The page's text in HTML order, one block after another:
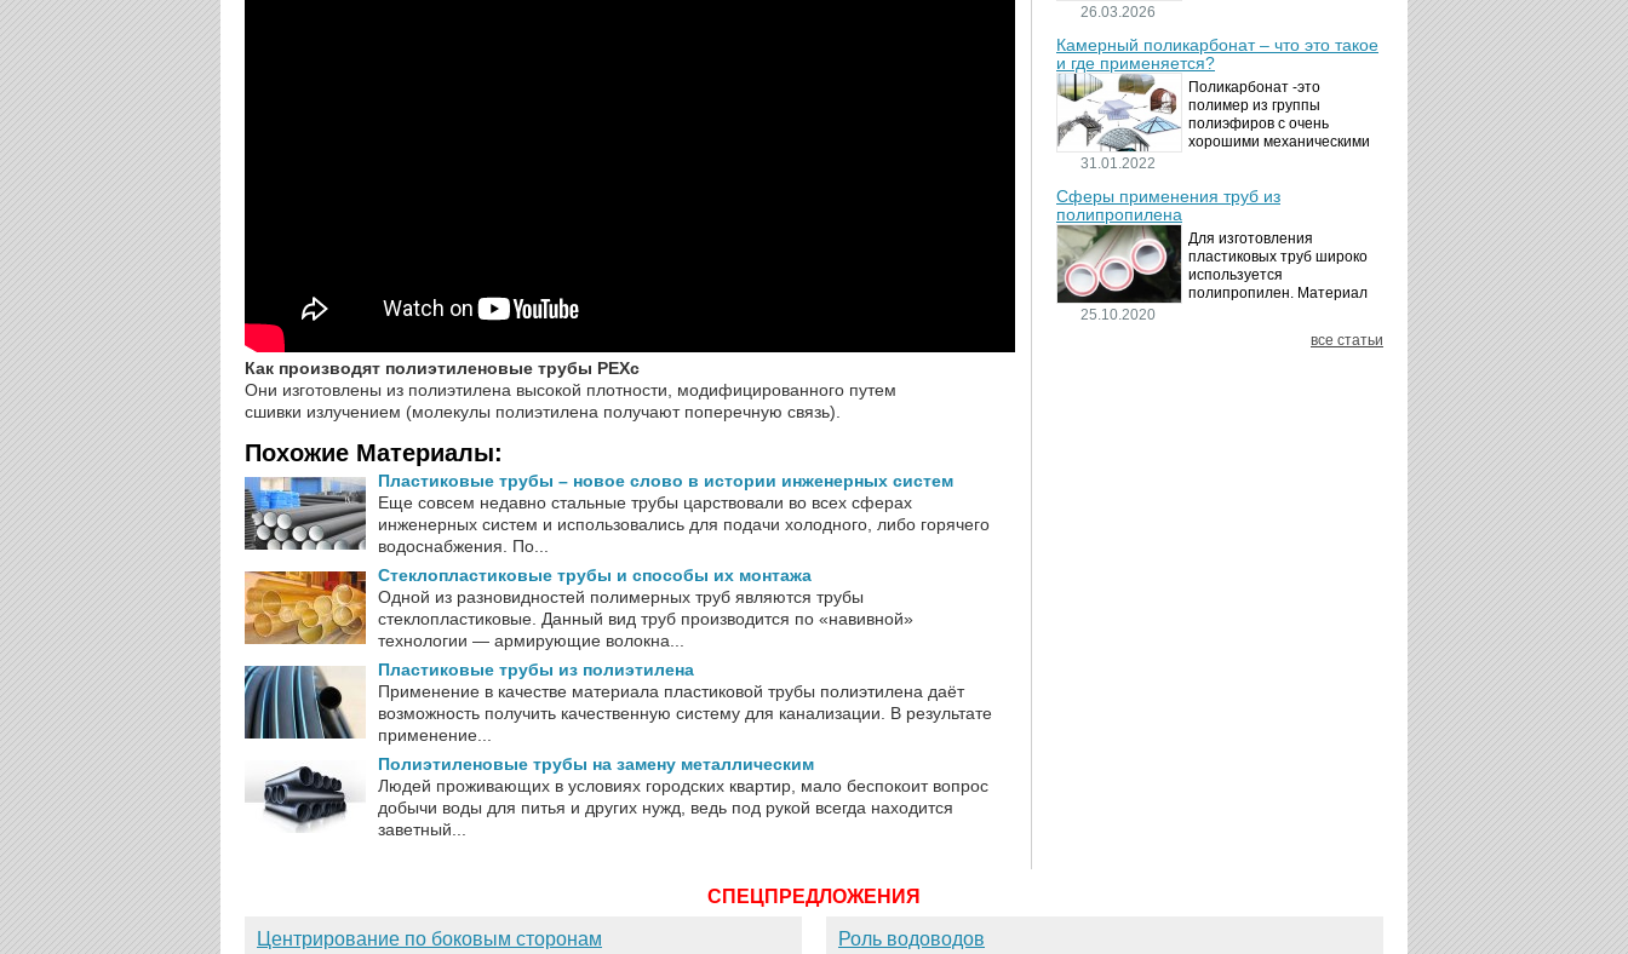
Как производят полиэтиленовые трубы PEXс
Они изготовлены из полиэтилена высокой плотности, модифицированного путем
сшивки излучением (молекулы полиэтилена получают поперечную связь).
Похожие Материалы:
Пластиковые трубы – новое слово в истории инженерных систем
Еще совсем недавно стальные трубы царствовали во всех сферах
инженерных систем и использовались для подачи холодного, либо горячего
водоснабжения. По...
Стеклопластиковые трубы и способы их монтажа
Одной из разновидностей полимерных труб являются трубы
стеклопластиковые. Данный вид труб производится по «навивной»
технологии — армирующие волокна...
Пластиковые трубы из полиэтилена
Применение в качестве материала пластиковой трубы полиэтилена даёт
возможность получить качественную систему для канализации. В результате
применение...
Полиэтиленовые трубы на замену металлическим
Людей проживающих в условиях городских квартир, мало беспокоит вопрос
добычи воды для питья и других нужд, ведь под рукой всегда находится
заветный...
26.03.2026
безопасности
технологических процессов.
Металлорукава
представляют собой
универсальные...
Камерный поликарбонат – что это такое
и где применяется?
31.01.2022
Поликарбонат -это
полимер из группы
полиэфиров с очень
хорошими механическими
аморфный, с хорошей
высокой прозрачностью
материал идеально
подходит для...
Сферы применения труб из
полипропилена
25.10.2020
Для изготовления
пластиковых труб широко
используется
полипропилен. Материал
невосприимчив к коррозии,
все статьи
СПЕЦПРЕДЛОЖЕНИЯ
Центрирование по боковым сторонам Роль водоводов